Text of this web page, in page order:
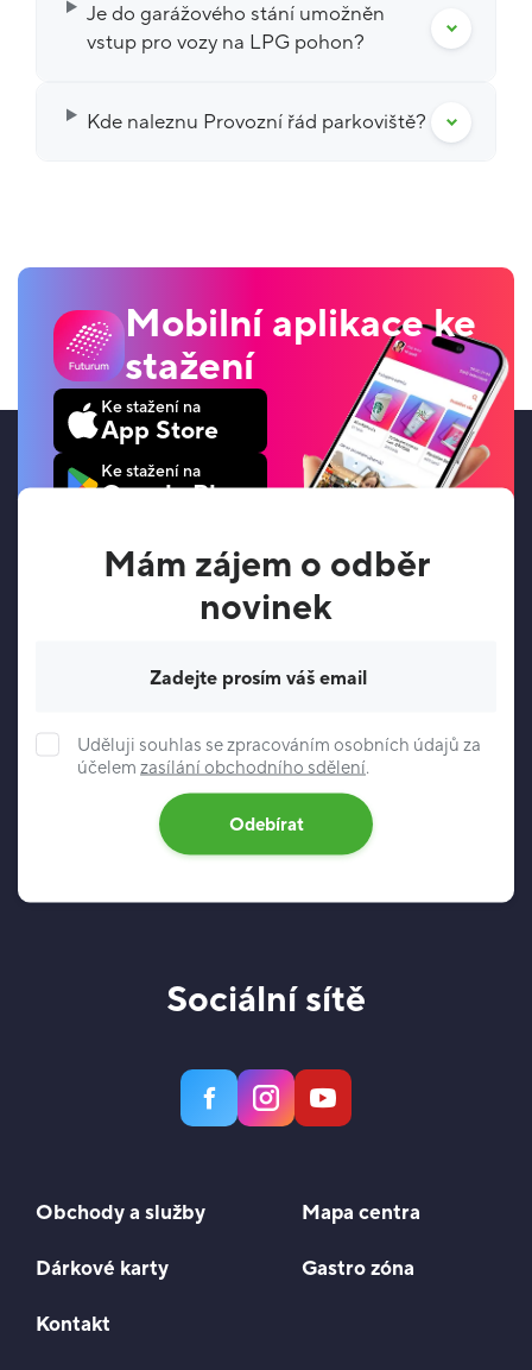
Je do garážového stání umožněn
vstup pro vozy na LPG pohon?
Kde naleznu Provozní řád parkoviště?
Mobilní aplikace ke
stažení
Ke stažení na
App Store
Ke stažení na
Google Play
Mám zájem o odběr
novinek
Uděluji souhlas se zpracováním osobních údajů za
účelem zasílání obchodního sdělení.
Odebírat
Sociální sítě
Obchody a služby Mapa centra
Dárkové karty Gastro zóna
Kontakt